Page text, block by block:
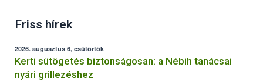
Friss hírek
2026. augusztus 6, csütörtök
Kerti sütögetés biztonságosan: a Nébih tanácsai
nyári grillezéshez